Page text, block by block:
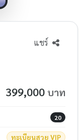
แชร์
399,000 บาท
20
ทะเบียนสวย VIP